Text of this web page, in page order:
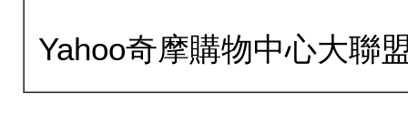
Yahoo奇摩購物中心大